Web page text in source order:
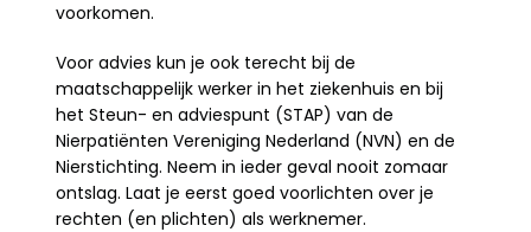
voorkomen.
Voor advies kun je ook terecht bij de
maatschappelijk werker in het ziekenhuis en bij
het Steun- en adviespunt (STAP) van de
Nierpatiënten Vereniging Nederland (NVN) en de
Nierstichting. Neem in ieder geval nooit zomaar
ontslag. Laat je eerst goed voorlichten over je
rechten (en plichten) als werknemer.